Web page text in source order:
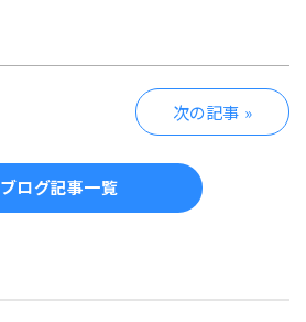
次の記事 »
ブログ記事一覧